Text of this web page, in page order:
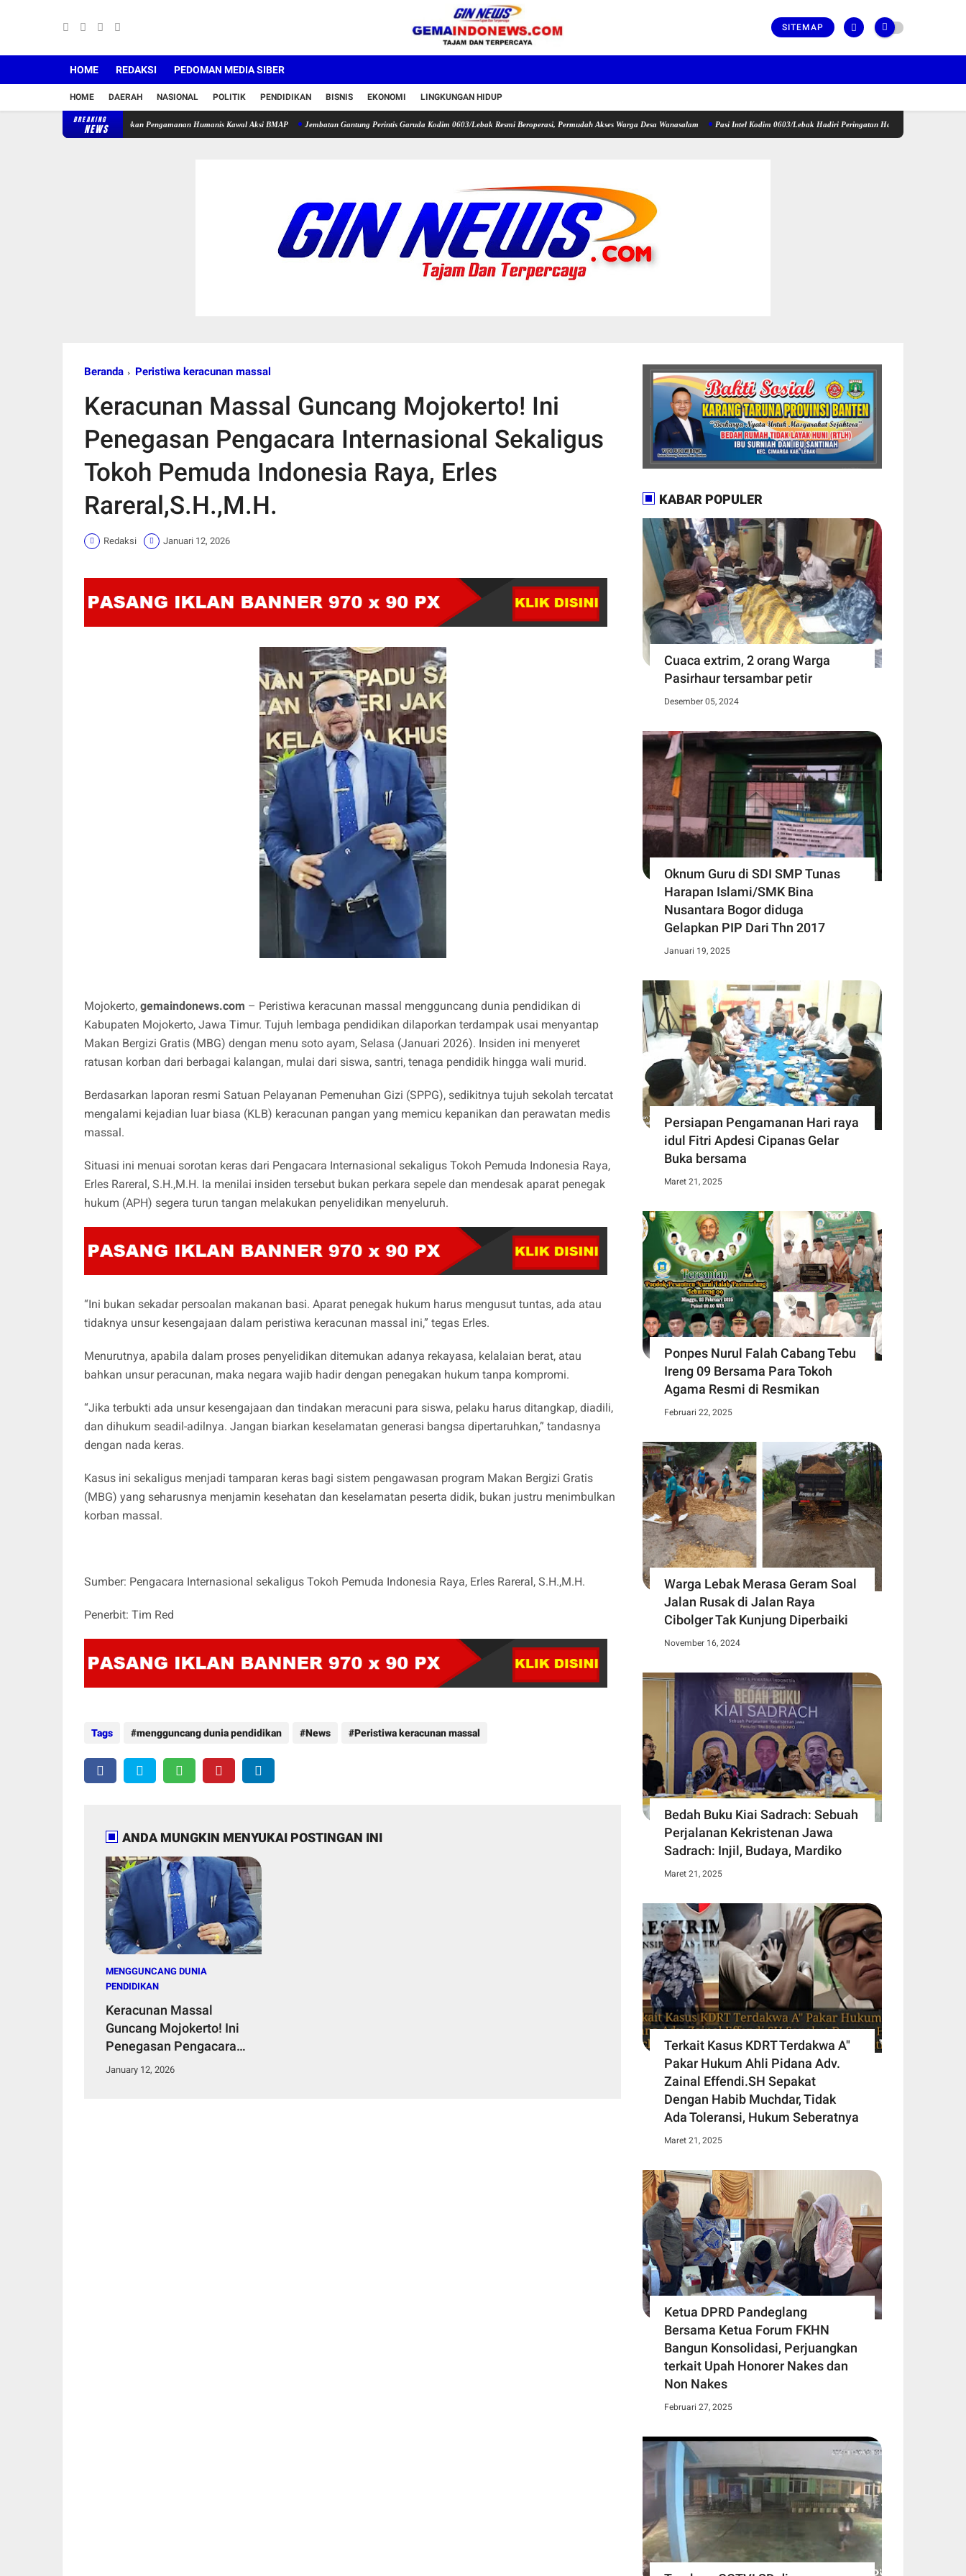
SITEMAP
HOME REDAKSI PEDOMAN MEDIA SIBER
HOME DAERAH NASIONAL POLITIK PENDIDIKAN BISNIS EKONOMI LINGKUNGAN HIDUP
BREAKING
NEWS
Polres Lebak Kerahkan Pengamanan Humanis Kawal Aksi BMAP Jembatan Gantung Perintis Garuda Kodim 0603/Lebak Resmi Beroperasi, Permudah Akses Warga Desa Wanasalam Pasi Intel Kodim 0603/Lebak Hadiri Peringatan Hari Anak Nasional Tahun 2026 di
Beranda Peristiwa keracunan massal
Keracunan Massal Guncang Mojokerto! Ini
Penegasan Pengacara Internasional Sekaligus
Tokoh Pemuda Indonesia Raya, Erles
Rareral,S.H.,M.H.
Redaksi Januari 12, 2026
Mojokerto, gemaindonews.com – Peristiwa keracunan massal mengguncang dunia pendidikan di
Kabupaten Mojokerto, Jawa Timur. Tujuh lembaga pendidikan dilaporkan terdampak usai menyantap
Makan Bergizi Gratis (MBG) dengan menu soto ayam, Selasa (Januari 2026). Insiden ini menyeret
ratusan korban dari berbagai kalangan, mulai dari siswa, santri, tenaga pendidik hingga wali murid.
Berdasarkan laporan resmi Satuan Pelayanan Pemenuhan Gizi (SPPG), sedikitnya tujuh sekolah tercatat
mengalami kejadian luar biasa (KLB) keracunan pangan yang memicu kepanikan dan perawatan medis
massal.
Situasi ini menuai sorotan keras dari Pengacara Internasional sekaligus Tokoh Pemuda Indonesia Raya,
Erles Rareral, S.H.,M.H. Ia menilai insiden tersebut bukan perkara sepele dan mendesak aparat penegak
hukum (APH) segera turun tangan melakukan penyelidikan menyeluruh.
“Ini bukan sekadar persoalan makanan basi. Aparat penegak hukum harus mengusut tuntas, ada atau
tidaknya unsur kesengajaan dalam peristiwa keracunan massal ini,” tegas Erles.
Menurutnya, apabila dalam proses penyelidikan ditemukan adanya rekayasa, kelalaian berat, atau
bahkan unsur peracunan, maka negara wajib hadir dengan penegakan hukum tanpa kompromi.
“Jika terbukti ada unsur kesengajaan dan tindakan meracuni para siswa, pelaku harus ditangkap, diadili,
dan dihukum seadil-adilnya. Jangan biarkan keselamatan generasi bangsa dipertaruhkan,” tandasnya
dengan nada keras.
Kasus ini sekaligus menjadi tamparan keras bagi sistem pengawasan program Makan Bergizi Gratis
(MBG) yang seharusnya menjamin kesehatan dan keselamatan peserta didik, bukan justru menimbulkan
korban massal.
Sumber: Pengacara Internasional sekaligus Tokoh Pemuda Indonesia Raya, Erles Rareral, S.H.,M.H.
Penerbit: Tim Red
Tags mengguncang dunia pendidikan News Peristiwa keracunan massal
ANDA MUNGKIN MENYUKAI POSTINGAN INI
MENGGUNCANG DUNIA
PENDIDIKAN
Keracunan Massal
Guncang Mojokerto! Ini
Penegasan Pengacara
Internasional Sekaligus
January 12, 2026
KABAR POPULER
Cuaca extrim, 2 orang Warga
Pasirhaur tersambar petir
Desember 05, 2024
Oknum Guru di SDI SMP Tunas
Harapan Islami/SMK Bina
Nusantara Bogor diduga
Gelapkan PIP Dari Thn 2017
Januari 19, 2025
Persiapan Pengamanan Hari raya
idul Fitri Apdesi Cipanas Gelar
Buka bersama
Maret 21, 2025
Ponpes Nurul Falah Cabang Tebu
Ireng 09 Bersama Para Tokoh
Agama Resmi di Resmikan
Februari 22, 2025
Warga Lebak Merasa Geram Soal
Jalan Rusak di Jalan Raya
Cibolger Tak Kunjung Diperbaiki
November 16, 2024
Bedah Buku Kiai Sadrach: Sebuah
Perjalanan Kekristenan Jawa
Sadrach: Injil, Budaya, Mardiko
Maret 21, 2025
Terkait Kasus KDRT Terdakwa A"
Pakar Hukum Ahli Pidana Adv.
Zainal Effendi.SH Sepakat
Dengan Habib Muchdar, Tidak
Ada Toleransi, Hukum Seberatnya
Maret 21, 2025
Ketua DPRD Pandeglang
Bersama Ketua Forum FKHN
Bangun Konsolidasi, Perjuangkan
terkait Upah Honorer Nakes dan
Non Nakes
Februari 27, 2025